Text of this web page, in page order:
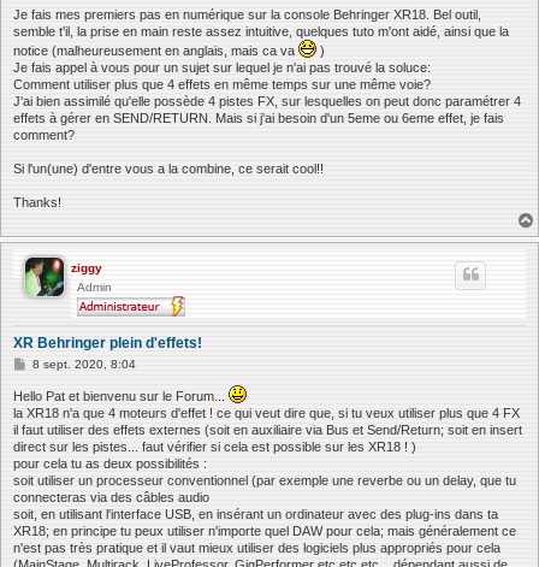
a
g
e
Je fais mes premiers pas en numérique sur la console Behringer XR18. Bel outil,
semble t'il, la prise en main reste assez intuitive, quelques tuto m'ont aidé, ainsi que la
notice (malheureusement en anglais, mais ca va
)
Je fais appel à vous pour un sujet sur lequel je n'ai pas trouvé la soluce:
Comment utiliser plus que 4 effets en même temps sur une même voie?
J'ai bien assimilé qu'elle possède 4 pistes FX, sur lesquelles on peut donc paramétrer 4
effets à gérer en SEND/RETURN. Mais si j'ai besoin d'un 5eme ou 6eme effet, je fais
comment?
Si l'un(une) d'entre vous a la combine, ce serait cool!!
Thanks!
ziggy
Admin
XR Behringer plein d'effets!
M
s
s
a
g
e
8 sept. 2020, 8:04
Hello Pat et bienvenu sur le Forum...
la XR18 n'a que 4 moteurs d'effet ! ce qui veut dire que, si tu veux utiliser plus que 4 FX
il faut utiliser des effets externes (soit en auxiliaire via Bus et Send/Return; soit en insert
direct sur les pistes... faut vérifier si cela est possible sur les XR18 ! )
pour cela tu as deux possibilités :
soit utiliser un processeur conventionnel (par exemple une reverbe ou un delay, que tu
connecteras via des câbles audio
soit, en utilisant l'interface USB, en insérant un ordinateur avec des plug-ins dans ta
XR18; en principe tu peux utiliser n'importe quel DAW pour cela; mais généralement ce
n'est pas très pratique et il vaut mieux utiliser des logiciels plus appropriés pour cela